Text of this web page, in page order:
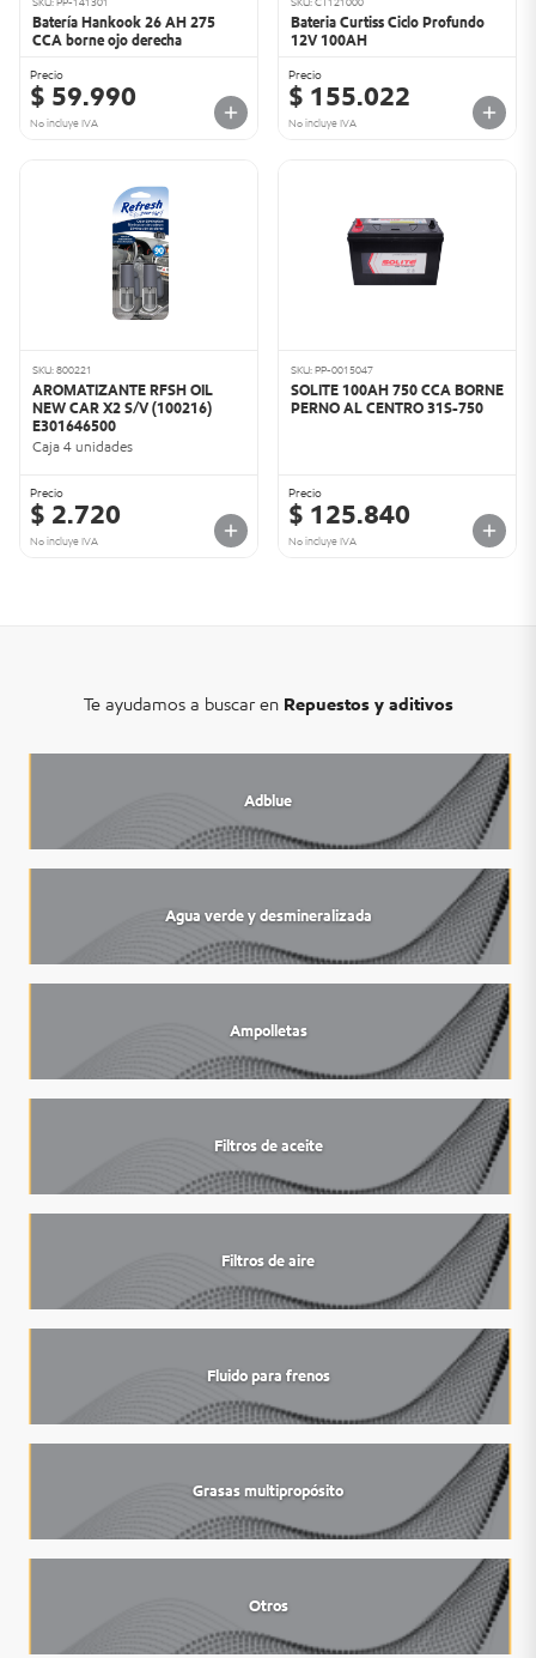
Batería Hankook 26 AH 275
CCA borne ojo derecha
Precio
$ 59.990
No incluye IVA
Bateria Curtiss Ciclo Profundo
12V 100AH
Precio
$ 155.022
No incluye IVA
SKU: 800221
AROMATIZANTE RFSH OIL
NEW CAR X2 S/V (100216)
E301646500
Caja 4 unidades
Precio
$ 2.720
No incluye IVA
SKU: PP-0015047
SOLITE 100AH 750 CCA BORNE
PERNO AL CENTRO 31S-750
Precio
$ 125.840
No incluye IVA
Te ayudamos a buscar en Repuestos y aditivos
Adblue
Agua verde y desmineralizada
Ampolletas
Filtros de aceite
Filtros de aire
Fluido para frenos
Grasas multipropósito
Otros